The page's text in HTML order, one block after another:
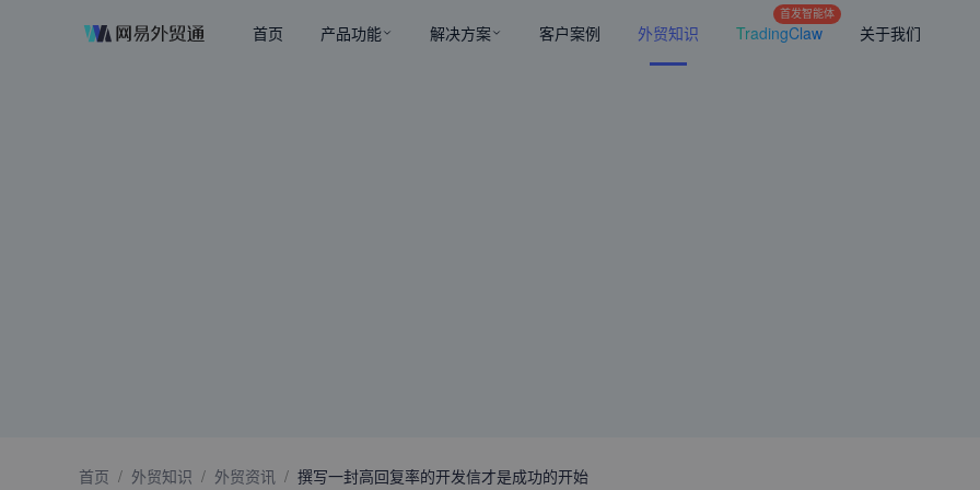
首页 产品功能 解决方案 客户案例 外贸知识 TradingClaw
首发智能体
关于我们
首页 / 外贸知识 / 外贸资讯 / 撰写一封高回复率的开发信才是成功的开始